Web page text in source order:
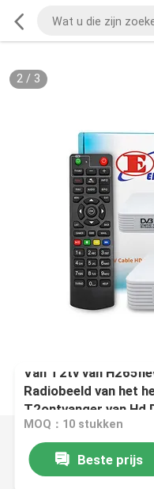
2/ 3
Van T2tv van
Radiobeeld van het
T2ontvanger van Hd
MOQ：10 stukken
Beste prijs